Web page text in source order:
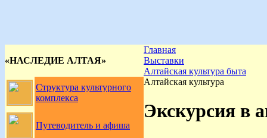
«НАСЛЕДИЕ АЛТАЯ»
Структура культурного
комплекса
Путеводитель и афиша
Главная
Выставки
Алтайская культура быта
Алтайская культура
Экскурсия в